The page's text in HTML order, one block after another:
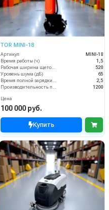
TOR MINI-18
Артикул
MINI-18
Время работы (ч)
1,5
520
Уровень шума (дБ)
65
2,5
1200
Цена
100 000 руб.
Купить